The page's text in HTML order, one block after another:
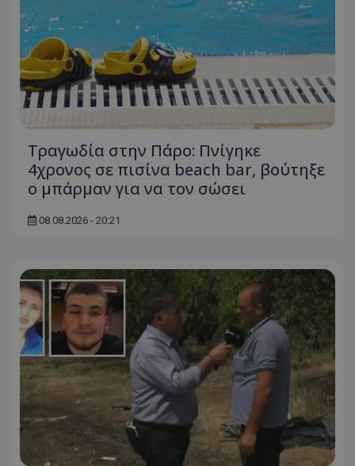
Τραγωδία στην Πάρο: Πνίγηκε
4χρονος σε πισίνα beach bar, βούτηξε
ο μπάρμαν για να τον σώσει
08.08.2026 - 20:21